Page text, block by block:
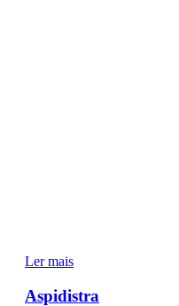
Ler mais
Aspidistra